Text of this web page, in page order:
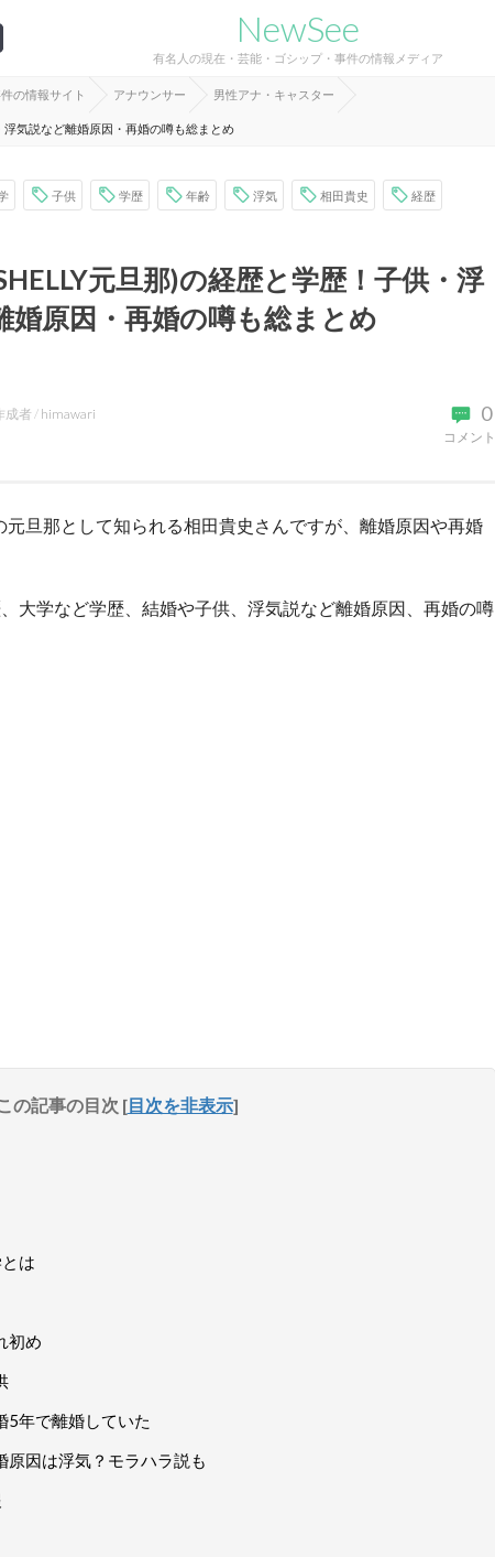
NewSee
有名人の現在・芸能・ゴシップ・事件の情報メディア
の情報サイト アナウンサー 男性アナ・キャスター
気説など離婚原因・再婚の噂も総まとめ
子供 学歴 年齢 浮気 相田貴史 経歴
元旦那)の経歴と学歴！子供・浮
婚原因・再婚の噂も総まとめ
0
コメント
成者 / himawari
元旦那として知られる相田貴史さんですが、離婚原因や再婚
大学など学歴、結婚や子供、浮気説など離婚原因、再婚の噂
の記事の目次 [目次を非表示]
は
初め
5年で離婚していた
原因は浮気？モラハラ説も